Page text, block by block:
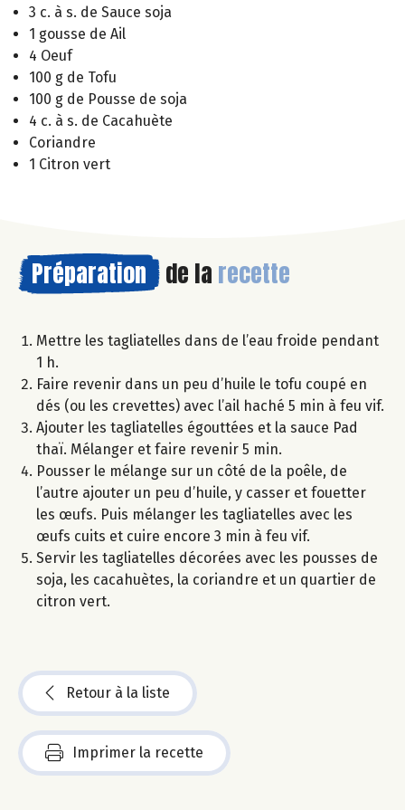
3 c. à s. de Sauce soja
1 gousse de Ail
4 Oeuf
100 g de Tofu
100 g de Pousse de soja
4 c. à s. de Cacahuète
Coriandre
1 Citron vert
Préparation de la recette
Mettre les tagliatelles dans de l’eau froide pendant
1 h.
Faire revenir dans un peu d’huile le tofu coupé en
dés (ou les crevettes) avec l’ail haché 5 min à feu vif.
Ajouter les tagliatelles égouttées et la sauce Pad
thaï. Mélanger et faire revenir 5 min.
Pousser le mélange sur un côté de la poêle, de
l’autre ajouter un peu d’huile, y casser et fouetter
les œufs. Puis mélanger les tagliatelles avec les
œufs cuits et cuire encore 3 min à feu vif.
Servir les tagliatelles décorées avec les pousses de
soja, les cacahuètes, la coriandre et un quartier de
citron vert.
Retour à la liste
Imprimer la recette